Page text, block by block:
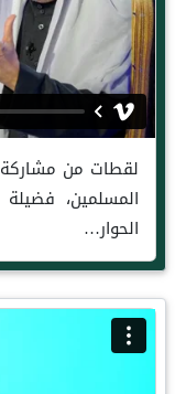
لقطات من مشاركة
المسلمين،
الحوار…